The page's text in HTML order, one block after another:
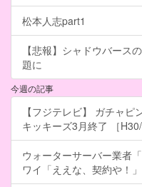
松本人志part1
【悲報】シャドウバース
題に
今週の記事
【フジテレビ】 ガチャ
キッキーズ3月終了 ［H30/
ウォーターサーバー業者
ワイ「ええな、契約や！」